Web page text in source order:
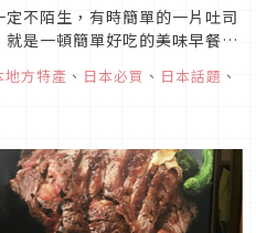
不陌生，有時簡單的一片吐司
是一頓簡單好吃的美味早餐，
序幕，如果是外食族的人，假
一頓簡單的早餐，讓一周的都
地方特產 、 日本必買 、 日本話題 、